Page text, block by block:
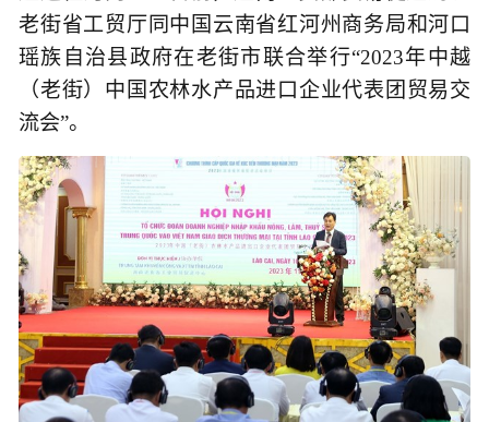
老街省工贸厅同中国云南省红河州商务局和河口
瑶族自治县政府在老街市联合举行“2023年中越
（老街）中国农林水产品进口企业代表团贸易交
流会”。